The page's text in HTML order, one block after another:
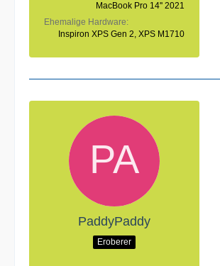
MacBook Pro 14'' 2021
Ehemalige Hardware
Inspiron XPS Gen 2, XPS M1710
PaddyPaddy
Eroberer